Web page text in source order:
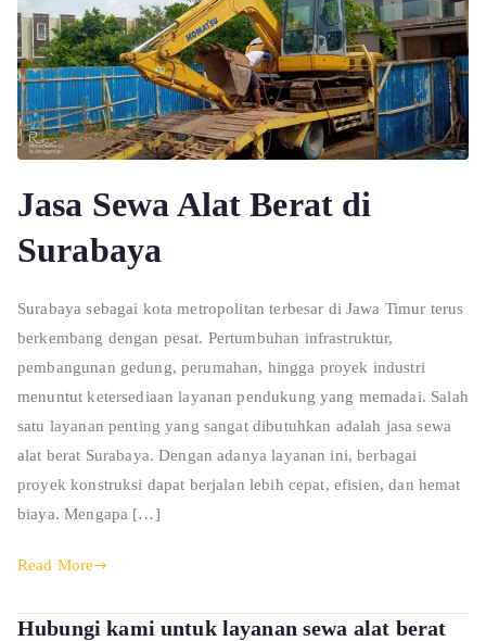
Jasa Sewa Alat Berat di
Surabaya
Surabaya sebagai kota metropolitan terbesar di Jawa Timur terus
berkembang dengan pesat. Pertumbuhan infrastruktur,
pembangunan gedung, perumahan, hingga proyek industri
menuntut ketersediaan layanan pendukung yang memadai. Salah
satu layanan penting yang sangat dibutuhkan adalah jasa sewa
alat berat Surabaya. Dengan adanya layanan ini, berbagai
proyek konstruksi dapat berjalan lebih cepat, efisien, dan hemat
biaya. Mengapa […]
Read More
Hubungi kami untuk layanan sewa alat berat